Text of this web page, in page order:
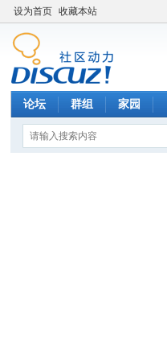
设为首页 收藏本站
论坛 群组 家园